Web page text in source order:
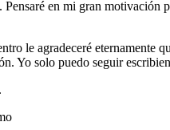
Pensaré en mi gran
le agradeceré eternamente
Yo solo puedo seguir